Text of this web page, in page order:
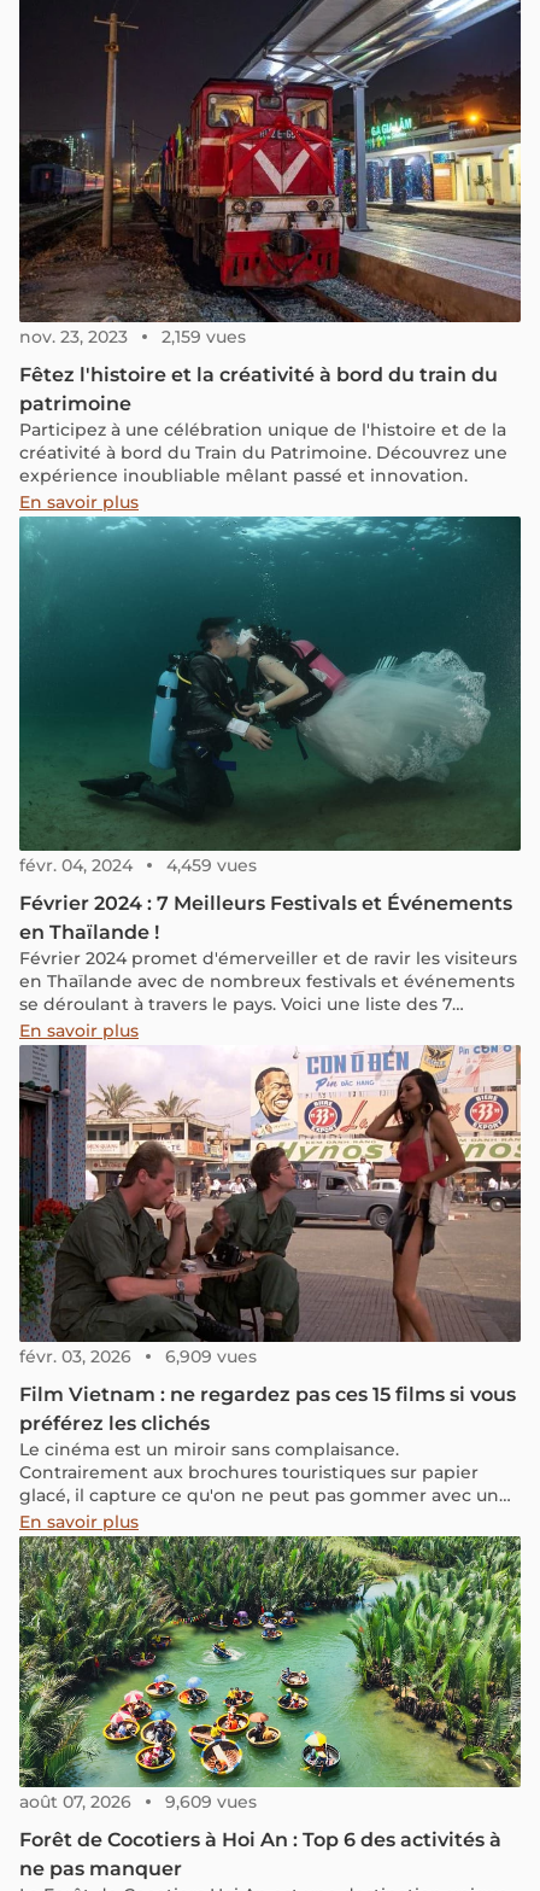
Vietnamiens passionnés par l'art ethnique.
nov. 23, 2023 2,159 vues
Fêtez l'histoire et la créativité à bord du train du
patrimoine
Participez à une célébration unique de l'histoire et de la
créativité à bord du Train du Patrimoine. Découvrez une
expérience inoubliable mêlant passé et innovation.
En savoir plus
févr. 04, 2024 4,459 vues
Février 2024 : 7 Meilleurs Festivals et Événements
en Thaïlande !
Février 2024 promet d'émerveiller et de ravir les visiteurs
en Thaïlande avec de nombreux festivals et événements
se déroulant à travers le pays. Voici une liste des 7
meilleurs festivals et événements qui auront lieu en
Thaïlande en février 2024, classés par date.
En savoir plus
févr. 03, 2026 6,909 vues
Film Vietnam : ne regardez pas ces 15 films si vous
préférez les clichés
Le cinéma est un miroir sans complaisance.
Contrairement aux brochures touristiques sur papier
glacé, il capture ce qu'on ne peut pas gommer avec un
filtre Instagram : les cicatrices invisibles de l'Histoire, la
moiteur étouffante des villes, les silences pesants des
traditions et la mélancolie féroce des jours de pluie.
En savoir plus
août 07, 2026 9,609 vues
Forêt de Cocotiers à Hoi An : Top 6 des activités à
ne pas manquer